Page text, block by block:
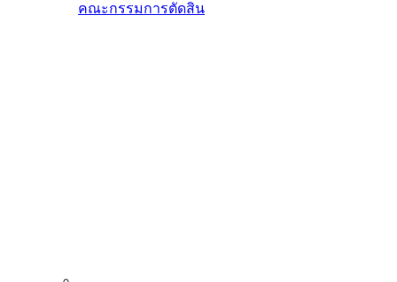
คณะกรรมการตัดสิน